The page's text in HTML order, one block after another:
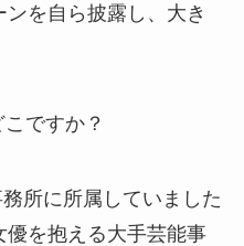
を自ら披露し、大き
ですか？
所に所属していました
を抱える大手芸能事